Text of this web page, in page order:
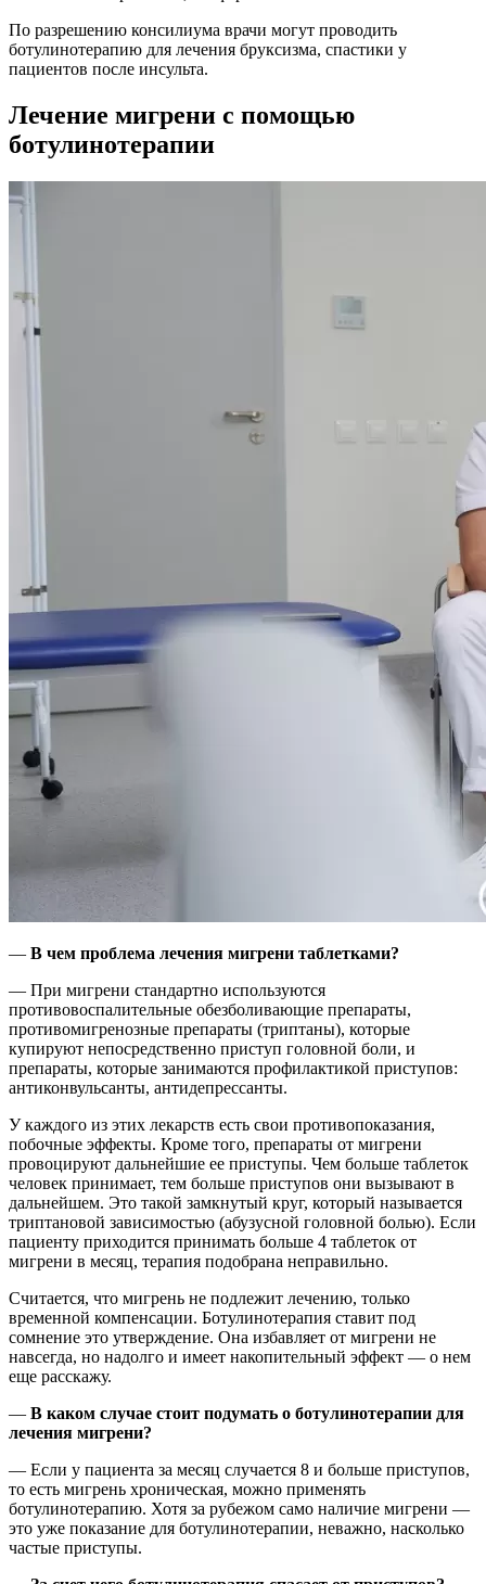
По разрешению консилиума врачи могут проводить
ботулинотерапию для лечения бруксизма, спастики у
пациентов после инсульта.
Лечение мигрени с помощью
ботулинотерапии
— В чем проблема лечения мигрени таблетками?
— При мигрени стандартно используются
противовоспалительные обезболивающие препараты,
противомигренозные препараты (триптаны), которые
купируют непосредственно приступ головной боли, и
препараты, которые занимаются профилактикой приступов:
антиконвульсанты, антидепрессанты.
У каждого из этих лекарств есть свои противопоказания,
побочные эффекты. Кроме того, препараты от мигрени
провоцируют дальнейшие ее приступы. Чем больше таблеток
человек принимает, тем больше приступов они вызывают в
дальнейшем. Это такой замкнутый круг, который называется
триптановой зависимостью (абузусной головной болью). Если
пациенту приходится принимать больше 4 таблеток от
мигрени в месяц, терапия подобрана неправильно.
Считается, что мигрень не подлежит лечению, только
временной компенсации. Ботулинотерапия ставит под
сомнение это утверждение. Она избавляет от мигрени не
навсегда, но надолго и имеет накопительный эффект — о нем
еще расскажу.
— В каком случае стоит подумать о ботулинотерапии для
лечения мигрени?
— Если у пациента за месяц случается 8 и больше приступов,
то есть мигрень хроническая, можно применять
ботулинотерапию. Хотя за рубежом само наличие мигрени —
это уже показание для ботулинотерапии, неважно, насколько
частые приступы.